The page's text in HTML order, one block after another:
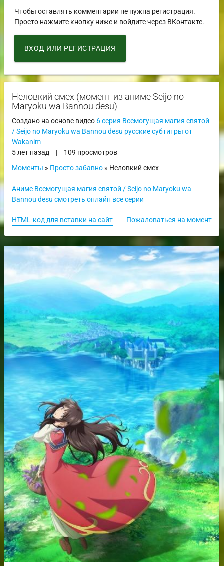
Чтобы оставлять комментарии не нужна регистрация.
Просто нажмите кнопку ниже и войдите через ВКонтакте.
ВХОД ИЛИ РЕГИСТРАЦИЯ
Неловкий смех (момент из аниме Seijo no
Maryoku wa Bannou desu)
Создано на основе видео 6 серия Всемогущая магия святой
/ Seijo no Maryoku wa Bannou desu русские субтитры от
Wakanim
5 лет назад
|
109 просмотров
Моменты » Просто забавно» Неловкий смех
Аниме Всемогущая магия святой / Seijo no Maryoku wa
Bannou desu смотреть онлайн все серии
Пожаловаться на момент
HTML-код для вставки на сайт